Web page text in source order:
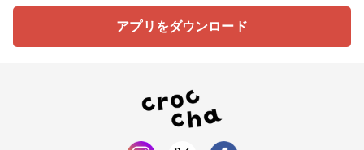
アプリをダウンロード